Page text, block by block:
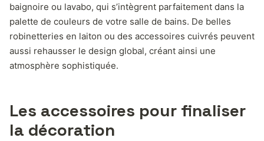
baignoire ou lavabo, qui s’intègrent parfaitement dans la
palette de couleurs de votre salle de bains. De belles
robinetteries en laiton ou des accessoires cuivrés peuvent
aussi rehausser le design global, créant ainsi une
atmosphère sophistiquée.
Les accessoires pour finaliser
la décoration